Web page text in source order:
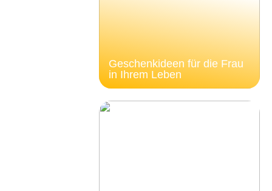
Geschenkideen für die Frau
in Ihrem Leben